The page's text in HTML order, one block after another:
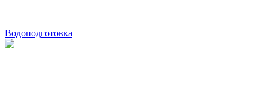
Водоподготовка